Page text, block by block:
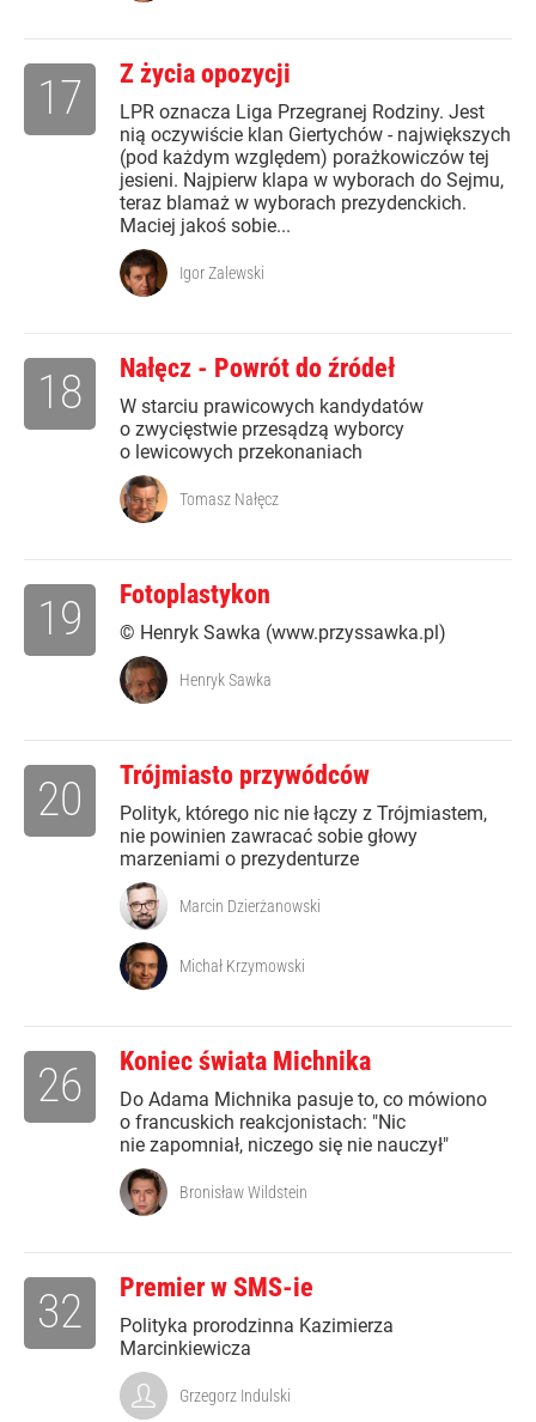
Z życia opozycji
LPR oznacza Liga Przegranej Rodziny. Jest
nią oczywiście klan Giertychów - największych
(pod każdym względem) porażkowiczów tej
jesieni. Najpierw klapa w wyborach do Sejmu,
teraz blamaż w wyborach prezydenckich.
Maciej jakoś sobie...
17
Igor Zalewski
Nałęcz - Powrót do źródeł
W starciu prawicowych kandydatów
o zwycięstwie przesądzą wyborcy
o lewicowych przekonaniach
18
Tomasz Nałęcz
Fotoplastykon
© Henryk Sawka (www.przyssawka.pl)
19
Henryk Sawka
Trójmiasto przywódców
Polityk, którego nic nie łączy z Trójmiastem,
nie powinien zawracać sobie głowy
marzeniami o prezydenturze
20
Marcin Dzierżanowski
Michał Krzymowski
Koniec świata Michnika
Do Adama Michnika pasuje to, co mówiono
o francuskich reakcjonistach: "Nic
nie zapomniał, niczego się nie nauczył"
26
Bronisław Wildstein
Premier w SMS-ie
Polityka prorodzinna Kazimierza
Marcinkiewicza
32
Grzegorz Indulski